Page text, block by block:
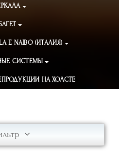
E NAIBO (ИТАЛИЯ)
СИСТЕМЫ
НА ХОЛСТЕ